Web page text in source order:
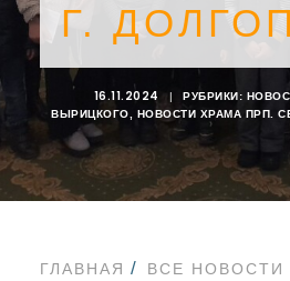
Г.
16.11.2024 | РУБРИКИ:
ВЫРИЦКОГО
НОВОСТИ ХРАМА ПРП.
ГЛАВНАЯ
ВСЕ НОВОСТИ